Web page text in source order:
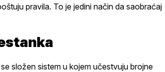
pravila. To je jedini način da saobraćaj
složen sistem u kojem učestvuju brojne